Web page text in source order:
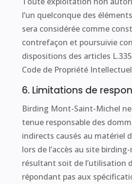
l’un quelconque des
sera considérée comme
contrefaçon et poursuivie
dispositions des articles
Code de Propriété
6. Limitations de
Birding Mont-Saint-Michel
tenue responsable des
indirects causés au matériel
lors de l’accès au site
résultant soit de l’utilisation
répondant pas aux